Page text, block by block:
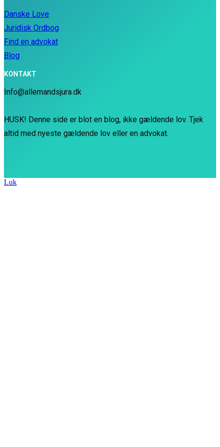
Danske Love
Juridisk Ordbog
Find en advokat
Blog
KONTAKT
Info@allemandsjura.dk
HUSK! Denne side er blot en blog, ikke gældende lov. Tjek
altid med nyeste gældende lov eller en advokat.
Luk